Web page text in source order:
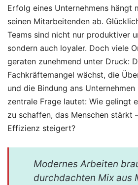
Erfolg eines Unternehmens hängt
seinen Mitarbeitenden ab.
Teams sind nicht nur produktiver
sondern auch loyaler. Doch viele
geraten zunehmend unter Druck:
Fachkräftemangel wächst, die
und die Bindung ans
zentrale Frage lautet: Wie gelingt
zu schaffen, das Menschen stärkt
Effizienz steigert?
Modernes Arbeiten
durchdachten Mix aus